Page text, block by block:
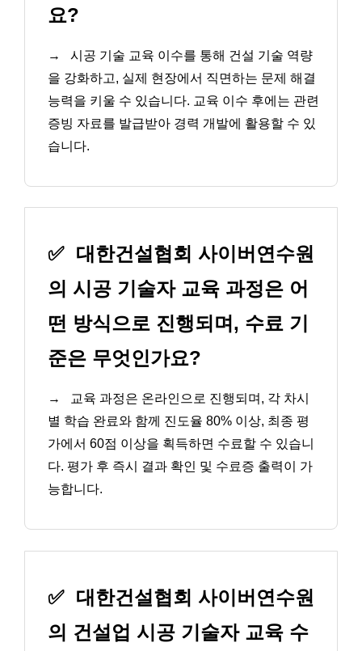
요?
→
시공 기술 교육 이수를 통해 건설 기술 역량
을 강화하고, 실제 현장에서 직면하는 문제 해결
능력을 키울 수 있습니다. 교육 이수 후에는 관련
증빙 자료를 발급받아 경력 개발에 활용할 수 있
습니다.
✅ 대한건설협회 사이버연수원
의 시공 기술자 교육 과정은 어
떤 방식으로 진행되며, 수료 기
준은 무엇인가요?
→
교육 과정은 온라인으로 진행되며, 각 차시
별 학습 완료와 함께 진도율 80% 이상, 최종 평
가에서 60점 이상을 획득하면 수료할 수 있습니
다. 평가 후 즉시 결과 확인 및 수료증 출력이 가
능합니다.
✅ 대한건설협회 사이버연수원
의 건설업 시공 기술자 교육 수